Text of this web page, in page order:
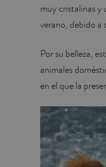
muy cristalinas y
verano, debido a
Por su belleza,
animales
en el que la